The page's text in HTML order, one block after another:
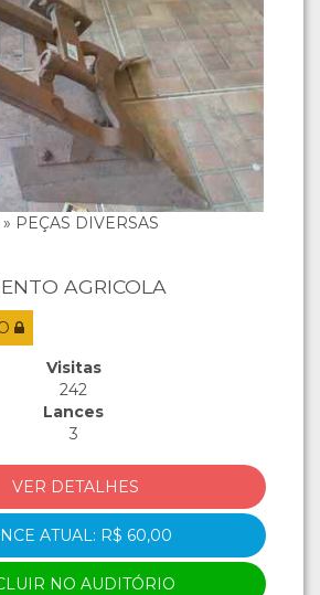
PEÇAS DIVERSAS
AGRICOLA
Visitas
242
Lances
3
VER DETALHES
ATUAL: R$ 60,00
NO AUDITÓRIO